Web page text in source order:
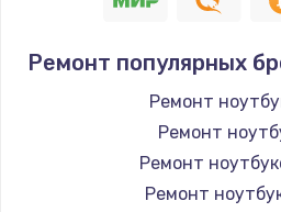
Ремонт популярных
Ремонт
Ремонт
Ремонт
Ремонт